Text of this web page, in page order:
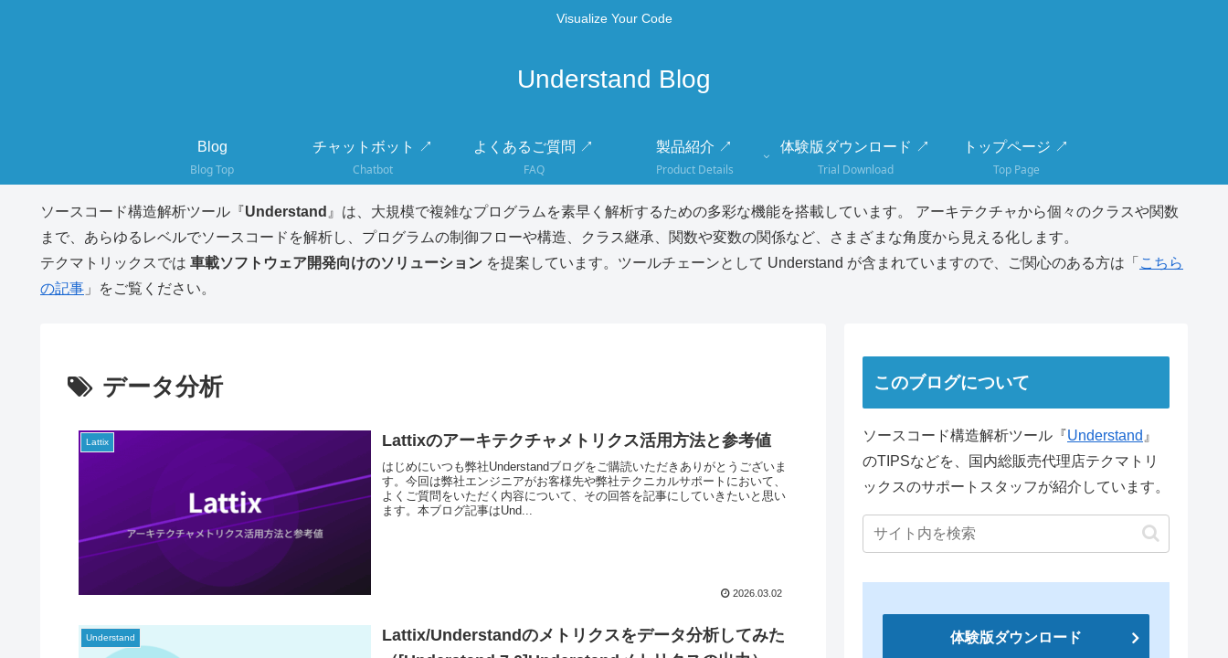
Visualize Your Code
Understand Blog
Blog
Blog Top
チャットボット ↗
Chatbot
よくあるご質問 ↗
FAQ
製品紹介 ↗
Product Details
体験版ダウンロード ↗
Trial Download
トップページ ↗
Top Page
ソースコード構造解析ツール『Understand 』は、大規模で複雑なプログラムを素早く解析するための多彩な機能を搭載しています。 アーキテクチャから個々のクラスや関数
まで、あらゆるレベルでソースコードを解析し、プログラムの制御フローや構造、クラス継承、関数や変数の関係など、さまざまな角度から見える化します。
テクマトリックスでは 車載ソフトウェア開発向けのソリューション を提案しています。ツールチェーンとして Understand が含まれていますので、ご関心のある方は「 こちら
の記事 」をご覧ください。
データ分析
Lattix Lattixのアーキテクチャメトリクス活用方法と参考値
はじめにいつも弊社Understandブログをご購読いただきありがとうございま
す。今回は弊社エンジニアがお客様先や弊社テクニカルサポートにおいて、
よくご質問をいただく内容について、その回答を記事にしていきたいと思い
ます。本ブログ記事はUnd...
2026.03.02
Understand
Lattix/Understandのメトリクスをデータ分析してみた
このブログについて
ソースコード構造解析ツール『Understand 』
のTIPSなどを、国内総販売代理店テクマトリ
ックスのサポートスタッフが紹介しています。
体験版ダウンロード